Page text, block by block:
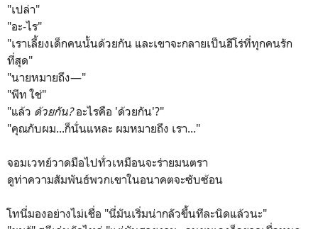
"เปล่า"
"อะ-ไร"
"เราเลี้ยงเด็กคนนั้นด้วยกัน และเขาจะกลายเป็นฮีโร่ที่ทุกคนรัก
ที่สุด"
"นายหมายถึง—"
"พีท ใช่"
"แล้ว ด้วยกัน?อะไรคือ 'ด้วยกัน'?"
"คุณกับผม...ก็นั่นแหละ ผมหมายถึง เรา..."
จอมเวทย์วาดมือไปทั่วเหมือนจะร่ายมนตรา
ดูท่าความสัมพันธ์พวกเขาในอนาคตจะซับซ้อน
โทนี่มองอย่างไม่เชื่อ "นี่มันเริ่มน่ากลัวขึ้นทีละนิดแล้วนะ"